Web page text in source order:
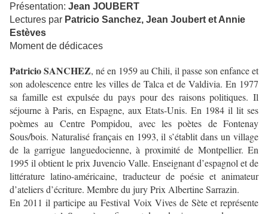
Présentation: Jean JOUBERT
Lectures par Patricio Sanchez, Jean Joubert et Annie
Estèves
Moment de dédicaces
Patricio SANCHEZ, né en 1959 au Chili, il passe son enfance et
son adolescence entre les villes de Talca et de Valdivia. En 1977
sa famille est expulsée du pays pour des raisons politiques. Il
séjourne à Paris, en Espagne, aux Etats-Unis. En 1984 il lit ses
poèmes au Centre Pompidou, avec les poètes de Fontenay
Sous/bois. Naturalisé français en 1993, il s’établit dans un village
de la garrigue languedocienne, à proximité de Montpellier. En
1995 il obtient le prix Juvencio Valle. Enseignant d’espagnol et de
littérature latino-américaine, traducteur de poésie et animateur
d’ateliers d’écriture. Membre du jury Prix Albertine Sarrazin.
En 2011 il participe au Festival Voix Vives de Sète et représente